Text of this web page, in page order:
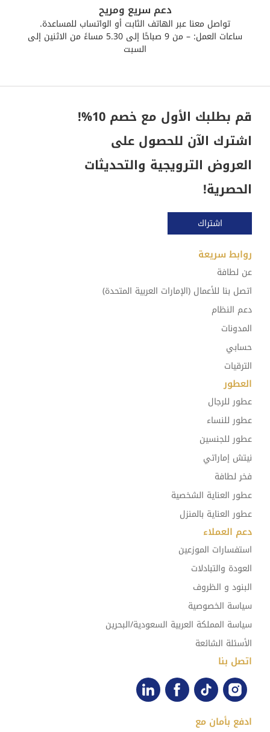
دعم سريع ومريح
تواصل معنا عبر الهاتف الثابت أو الواتساب للمساعدة.
ساعات العمل: – من 9 صباحًا إلى 5.30 مساءً من الاثنين إلى
السبت
قم بطلبك الأول مع خصم 10%!
اشترك الآن للحصول على
العروض الترويجية والتحديثات
الحصرية!
اشتراك
روابط سريعة
عن لطافة
اتصل بنا للأعمال (الإمارات العربية المتحدة)
دعم النظام
المدونات
حسابي
الترقيات
العطور
عطور للرجال
عطور للنساء
عطور للجنسين
نيتش إماراتي
فخر لطافة
عطور العناية الشخصية
عطور العناية بالمنزل
دعم العملاء
استفسارات الموزعين
العودة والتبادلات
البنود و الظروف
سياسة الخصوصية
سياسة المملكة العربية السعودية/البحرين
الأسئلة الشائعة
اتصل بنا
ادفع بأمان مع